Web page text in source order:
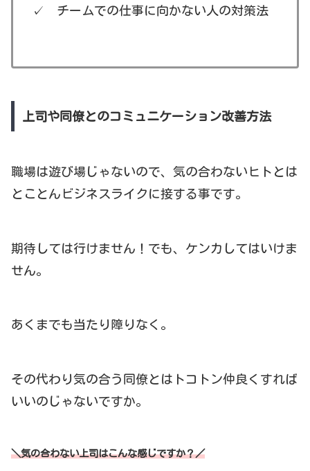
✓ チームでの仕事に向かない人の対策法
上司や同僚とのコミュニケーション改善方法
職場は遊び場じゃないので、気の合わないヒトとは
とことんビジネスライクに接する事です。
期待しては行けません！でも、ケンカしてはいけま
せん。
あくまでも当たり障りなく。
その代わり気の合う同僚とはトコトン仲良くすれば
いいのじゃないですか。
＼気の合わない上司はこんな感じですか？／